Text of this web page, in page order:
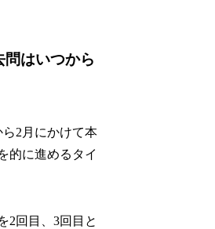
はいつから
2月にかけて本
的に進めるタイ
2回目、3回目と